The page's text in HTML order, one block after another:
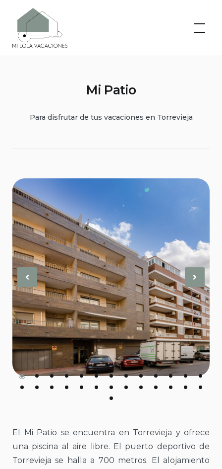
content
Mi Lola
Vacaciones
Mi Patio
Para disfrutar de tus vacaciones en Torrevieja
Previous
El Mi Patio se encuentra en Torrevieja y ofrece
una piscina al aire libre. El puerto deportivo de
Torrevieja se halla a 700 metros. El alojamiento